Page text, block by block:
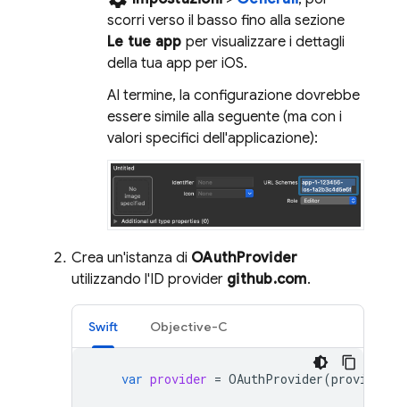
scorri verso il basso fino alla sezione
Le tue app per visualizzare i dettagli
della tua app per iOS.
Al termine, la configurazione dovrebbe
essere simile alla seguente (ma con i
valori specifici dell'applicazione):
Crea un'istanza di OAuthProvider
utilizzando l'ID provider github.com.
Swift Objective-C
var provider = OAuthProvider(